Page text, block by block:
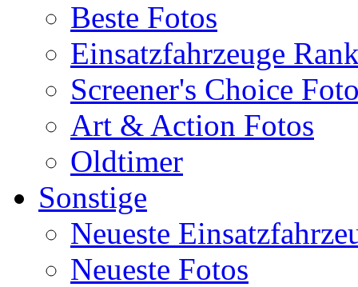
Beste Fotos
Einsatzfahrzeuge
Screener's Choice
Art & Action Fotos
Oldtimer
Sonstige
Neueste
Neueste Fotos